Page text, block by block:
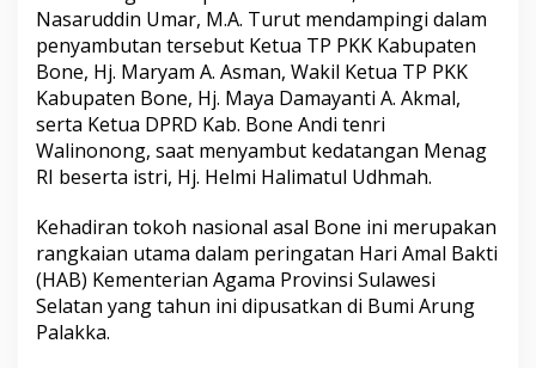
n
R
u
m
a
h
H
A
K
e
m
e
n
a
Nasaruddin Umar, M.A. Turut mendampingi dalam
penyambutan tersebut Ketua TP PKK Kabupaten
Bone, Hj. Maryam A. Asman, Wakil Ketua TP PKK
Kabupaten Bone, Hj. Maya Damayanti A. Akmal,
serta Ketua DPRD Kab. Bone Andi tenri
Walinonong, saat menyambut kedatangan Menag
RI beserta istri, Hj. Helmi Halimatul Udhmah.
Kehadiran tokoh nasional asal Bone ini merupakan
rangkaian utama dalam peringatan Hari Amal Bakti
(HAB) Kementerian Agama Provinsi Sulawesi
Selatan yang tahun ini dipusatkan di Bumi Arung
Palakka.